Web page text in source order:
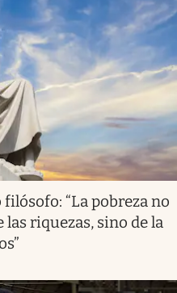
“La pobreza no
riquezas, sino de la